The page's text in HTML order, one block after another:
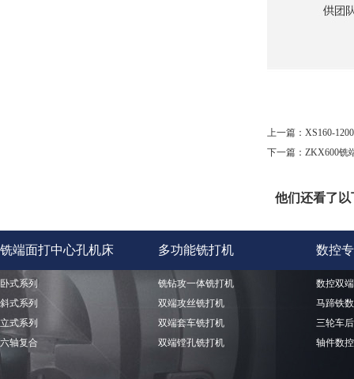
上一篇： XS160-
下一篇： ZKX600铣
他们还看了以
铣端面打中心孔机床 多功能铣打机 数控
卧式系列
斜式系列
立式系列
六轴复合
铣钻攻一体铣打机
双端攻丝铣打机
双端套车铣打机
双端镗孔铣打机
数控双
马蹄铁
三轮车
轴件数